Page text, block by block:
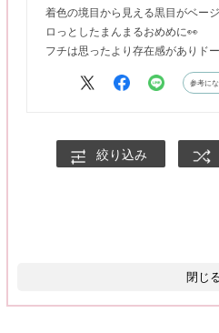
着色の境目から見える黒目がベー
ロっとしたまんまるおめめに👀
フチは思ったより存在感がありド
参考に
絞り込み
閉じ